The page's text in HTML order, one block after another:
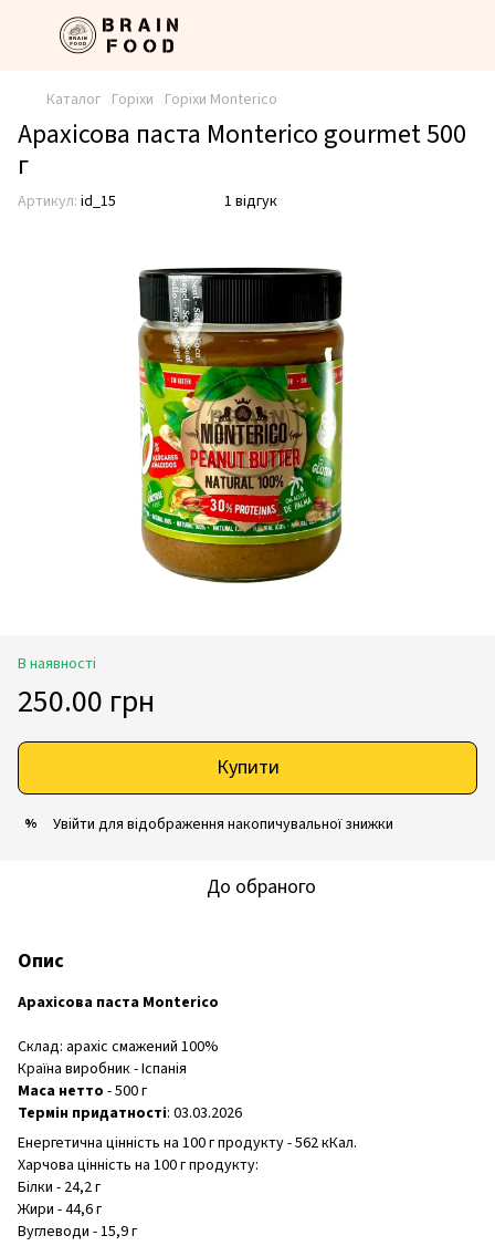
Каталог Горіхи Горіхи Monterico
Арахісова паста Monterico gourmet 500
г
Артикул: id_15 1 відгук
В наявності
250.00 грн
Купити
% Увійти для відображення накопичувальної знижки
До обраного
Опис
Арахісова паста Monterico
Склад: арахіс смажений 100%
Країна виробник - Іспанія
Маса нетто - 500 г
Термін придатності: 03.03.2026
Енергетична цінність на 100 г продукту - 562 кКал.
Харчова цінність на 100 г продукту:
Білки - 24,2 г
Жири - 44,6 г
Вуглеводи - 15,9 г